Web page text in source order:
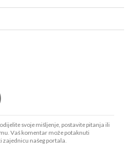
svoje mišljenje, postavite pitanja ili
Vaš komentar može potaknuti
našeg portala.